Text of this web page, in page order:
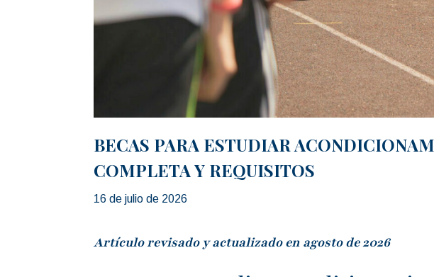
BECAS PARA ESTUDIAR
COMPLETA Y REQUISITOS
16 de julio de 2026
Artículo revisado y actualizado en agosto de 2026